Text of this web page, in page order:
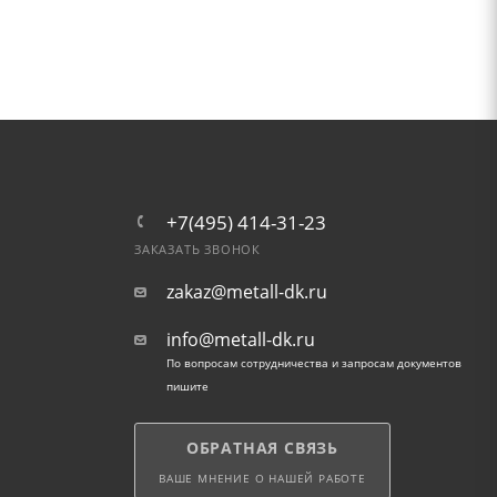
+7(495) 414-31-23
ЗАКАЗАТЬ ЗВОНОК
zakaz@metall-dk.ru
info@metall-dk.ru
По вопросам сотрудничества и запросам документов
пишите
ОБРАТНАЯ СВЯЗЬ
ВАШЕ МНЕНИЕ О НАШЕЙ РАБОТЕ